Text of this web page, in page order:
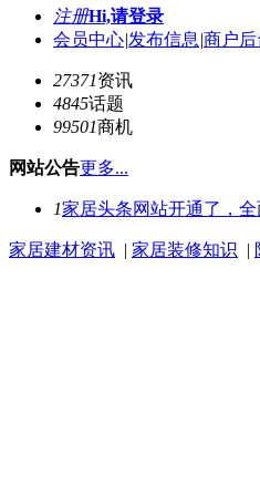
注册Hi,请登录
会员中心|发布信息 |商户后
27371资讯
4845话题
99501商机
网站公告更多...
1家居头条网站开通了，
家居建材资讯 | 家居装修知识 |